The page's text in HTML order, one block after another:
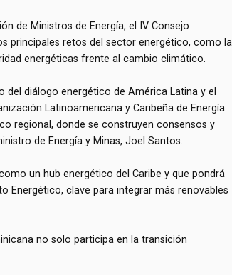
de Ministros de Energía, el IV Consejo
principales retos del sector energético, como la
energéticas frente al cambio climático.
diálogo energético de América Latina y el
Latinoamericana y Caribeña de Energía.
regional, donde se construyen consensos y
de Energía y Minas, Joel Santos.
un hub energético del Caribe y que pondrá
Energético, clave para integrar más renovables
no solo participa en la transición